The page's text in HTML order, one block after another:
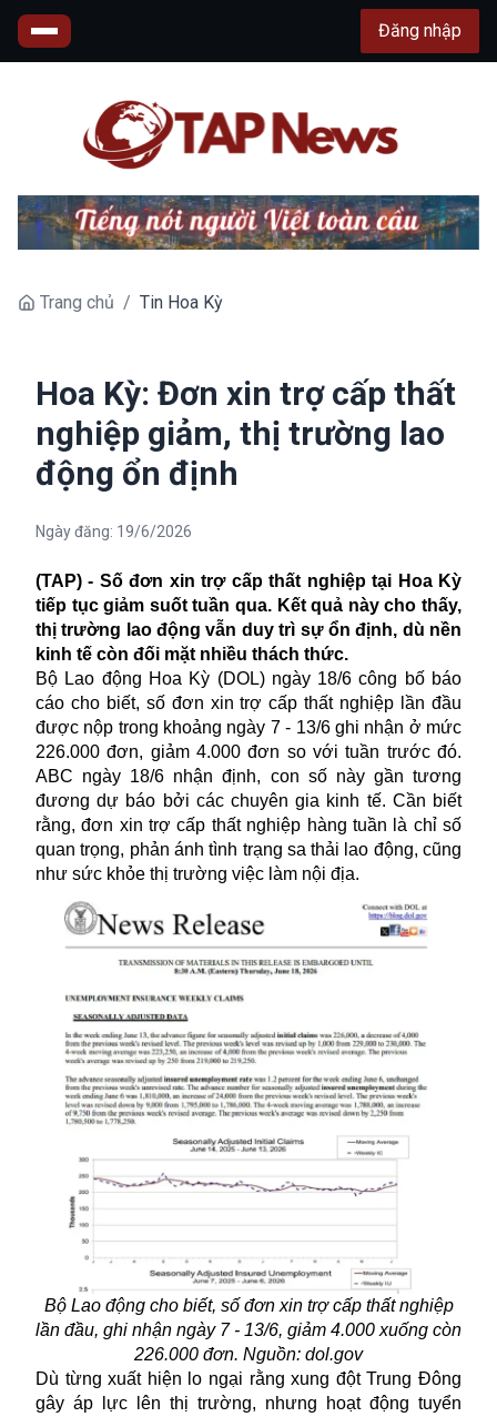
Đăng nhập
Trang chủ / Tin Hoa Kỳ
Hoa Kỳ: Đơn xin trợ cấp thất
nghiệp giảm, thị trường lao
động ổn định
Ngày đăng: 19/6/2026
(TAP) - Số đơn xin trợ cấp thất nghiệp tại Hoa Kỳ
tiếp tục giảm suốt tuần qua. Kết quả này cho thấy,
thị trường lao động vẫn duy trì sự ổn định, dù nền
kinh tế còn đối mặt nhiều thách thức.
Bộ Lao động Hoa Kỳ (DOL) ngày 18/6 công bố báo
cáo cho biết, số đơn xin trợ cấp thất nghiệp lần đầu
được nộp trong khoảng ngày 7 - 13/6 ghi nhận ở mức
226.000 đơn, giảm 4.000 đơn so với tuần trước đó.
ABC ngày 18/6 nhận định, con số này gần tương
đương dự báo bởi các chuyên gia kinh tế. Cần biết
rằng, đơn xin trợ cấp thất nghiệp hàng tuần là chỉ số
quan trọng, phản ánh tình trạng sa thải lao động, cũng
như sức khỏe thị trường việc làm nội địa.
Bộ Lao động cho biết, số đơn xin trợ cấp thất nghiệp
lần đầu, ghi nhận ngày 7 - 13/6, giảm 4.000 xuống còn
226.000 đơn. Nguồn: dol.gov
Dù từng xuất hiện lo ngại rằng xung đột Trung Đông
gây áp lực lên thị trường, nhưng hoạt động tuyển